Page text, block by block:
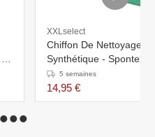
XXLselect
Chiffon De Nettoyage
Synthétique - Spontex -
10 Pièces
5 semaines
14,95 €